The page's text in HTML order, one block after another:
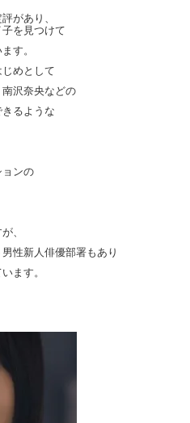
があり、
を見つけて
す。
めとして
沢奈央などの
るような
ョンの
、
男性新人俳優部署もあり
ます。